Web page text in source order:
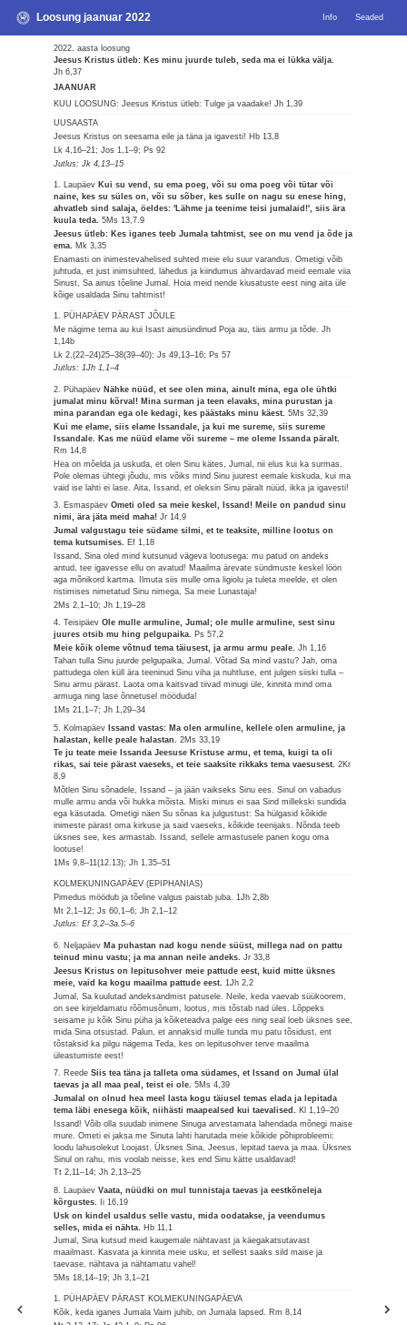
Loosung jaanuar 2022 Info Seaded
2022. aasta loosung
Jeesus Kristus ütleb: Kes minu juurde tuleb, seda ma ei lükka välja.
Jh 6,37
JAANUAR
KUU LOOSUNG: Jeesus Kristus ütleb: Tulge ja vaadake!Jh 1,39
UUSAASTA
Jeesus Kristus on seesama eile ja täna ja igavesti! Hb 13,8
Lk 4,16–21; Jos 1,1–9; Ps 92
Jutlus: Jk 4,13–15
1. Laupäev Kui su vend, su ema poeg, või su oma poeg või tütar või
naine, kes su süles on, või su sõber, kes sulle on nagu su enese hing,
ahvatleb sind salaja, öeldes: 'Lähme ja teenime teisi jumalaid!', siis ära
kuula teda.5Ms 13,7.9
Jeesus ütleb: Kes iganes teeb Jumala tahtmist, see on mu vend ja õde ja
ema. Mk 3,35
Enamasti on inimestevahelised suhted meie elu suur varandus. Ometigi võib
juhtuda, et just inimsuhted, lähedus ja kiindumus ähvardavad meid eemale viia
Sinust, Sa ainus tõeline Jumal. Hoia meid nende kiusatuste eest ning aita üle
kõige usaldada Sinu tahtmist!
1. PÜHAPÄEV PÄRAST JÕULE
Me nägime tema au kui Isast ainusündinud Poja au, täis armu ja tõde.Jh
1,14b
Lk 2,(22–24)25–38(39–40); Js 49,13–16; Ps 57
Jutlus: 1Jh 1,1–4
2. Pühapäev Nähke nüüd, et see olen mina, ainult mina, ega ole ühtki
jumalat minu kõrval! Mina surman ja teen elavaks, mina purustan ja
mina parandan ega ole kedagi, kes päästaks minu käest.5Ms 32,39
Kui me elame, siis elame Issandale, ja kui me sureme, siis sureme
Issandale. Kas me nüüd elame või sureme – me oleme Issanda päralt.
Rm 14,8
Hea on mõelda ja uskuda, et olen Sinu kätes, Jumal, nii elus kui ka surmas.
Pole olemas ühtegi jõudu, mis võiks mind Sinu juurest eemale kiskuda, kui ma
vaid ise lahti ei lase. Aita, Issand, et oleksin Sinu päralt nüüd, ikka ja igavesti!
3. EsmaspäevOmeti oled sa meie keskel, Issand! Meile on pandud sinu
nimi, ära jäta meid maha!Jr 14,9
Jumal valgustagu teie südame silmi, et te teaksite, milline lootus on
tema kutsumises. Ef 1,18
Issand, Sina oled mind kutsunud vägeva lootusega: mu patud on andeks
antud, tee igavesse ellu on avatud! Maailma ärevate sündmuste keskel löön
aga mõnikord kartma. Ilmuta siis mulle oma ligiolu ja tuleta meelde, et olen
ristimises nimetatud Sinu nimega, Sa meie Lunastaja!
2Ms 2,1–10; Jh 1,19–28
4. TeisipäevOle mulle armuline, Jumal; ole mulle armuline, sest sinu
juures otsib mu hing pelgupaika. Ps 57,2
Meie kõik oleme võtnud tema täiusest, ja armu armu peale.Jh 1,16
Tahan tulla Sinu juurde pelgupaika, Jumal. Võtad Sa mind vastu? Jah, oma
pattudega olen küll ära teeninud Sinu viha ja nuhtluse, ent julgen siiski tulla –
Sinu armu pärast. Laota oma kaitsvad tiivad minugi üle, kinnita mind oma
armuga ning lase õnnetusel mööduda!
1Ms 21,1–7; Jh 1,29–34
5. Kolmapäev Issand vastas: Ma olen armuline, kellele olen armuline, ja
halastan, kelle peale halastan.2Ms 33,19
Te ju teate meie Issanda Jeesuse Kristuse armu, et tema, kuigi ta oli
rikas, sai teie pärast vaeseks, et teie saaksite rikkaks tema vaesusest.2Kr
8,9
Mõtlen Sinu sõnadele, Issand – ja jään vaikseks Sinu ees. Sinul on vabadus
mulle armu anda või hukka mõista. Miski minus ei saa Sind millekski sundida
ega käsutada. Ometigi näen Su sõnas ka julgustust: Sa hülgasid kõikide
inimeste pärast oma kirkuse ja said vaeseks, kõikide teenijaks. Nõnda teeb
üksnes see, kes armastab. Issand, sellele armastusele panen kogu oma
lootuse!
1Ms 9,8–11(12.13); Jh 1,35–51
KOLMEKUNINGAPÄEV (EPIPHANIAS)
Pimedus möödub ja tõeline valgus paistab juba. 1Jh 2,8b
Mt 2,1–12; Js 60,1–6; Jh 2,1–12
Jutlus: Ef 3,2–3a.5–6
6. Neljapäev Ma puhastan nad kogu nende süüst, millega nad on pattu
teinud minu vastu; ja ma annan neile andeks.Jr 33,8
Jeesus Kristus on lepitusohver meie pattude eest, kuid mitte üksnes
meie, vaid ka kogu maailma pattude eest. 1Jh 2,2
Jumal, Sa kuulutad andeksandmist patusele. Neile, keda vaevab süükoorem,
on see kirjeldamatu rõõmusõnum, lootus, mis tõstab nad üles. Lõppeks
seisame ju kõik Sinu püha ja kõiketeadva palge ees ning seal loeb üksnes see,
mida Sina otsustad. Palun, et annaksid mulle tunda mu patu tõsidust, ent
tõstaksid ka pilgu nägema Teda, kes on lepitusohver terve maailma
üleastumiste eest!
7. ReedeSiis tea täna ja talleta oma südames, et Issand on Jumal ülal
taevas ja all maa peal, teist ei ole.5Ms 4,39
Jumalal on olnud hea meel lasta kogu täiusel temas elada ja lepitada
tema läbi enesega kõik, niihästi maapealsed kui taevalised. Kl 1,19–20
Issand! Võib olla suudab inimene Sinuga arvestamata lahendada mõnegi maise
mure. Ometi ei jaksa me Sinuta lahti harutada meie kõikide põhiprobleemi:
loodu lahusolekut Loojast. Üksnes Sina, Jeesus, lepitad taeva ja maa. Üksnes
Sinul on rahu, mis voolab neisse, kes end Sinu kätte usaldavad!
Tt 2,11–14; Jh 2,13–25
8. LaupäevVaata, nüüdki on mul tunnistaja taevas ja eestkõneleja
kõrgustes.
Ii 16,19
Usk on kindel usaldus selle vastu, mida oodatakse, ja veendumus
selles, mida ei nähta. Hb 11,1
Jumal, Sina kutsud meid kaugemale nähtavast ja käegakatsutavast
maailmast. Kasvata ja kinnita meie usku, et sellest saaks sild maise ja
taevase, nähtava ja nähtamatu vahel!
5Ms 18,14–19; Jh 3,1–21
1. PÜHAPÄEV PÄRAST KOLMEKUNINGAPÄEVA
Kõik, keda iganes Jumala Vaim juhib, on Jumala lapsed. Rm 8,14